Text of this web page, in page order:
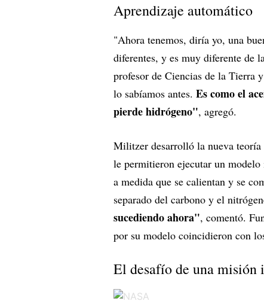
Aprendizaje automático
"Ahora tenemos, diría yo, una
diferentes, y es muy diferente
profesor de Ciencias de la Tierra
lo sabíamos antes. Es como el
pierde hidrógeno", agregó.
Militzer desarrolló la nueva teoría
le permitieron ejecutar un
a medida que se calientan y se
separado del carbono y el
sucediendo ahora", comentó.
por su modelo coincidieron con
El desafío de una misión